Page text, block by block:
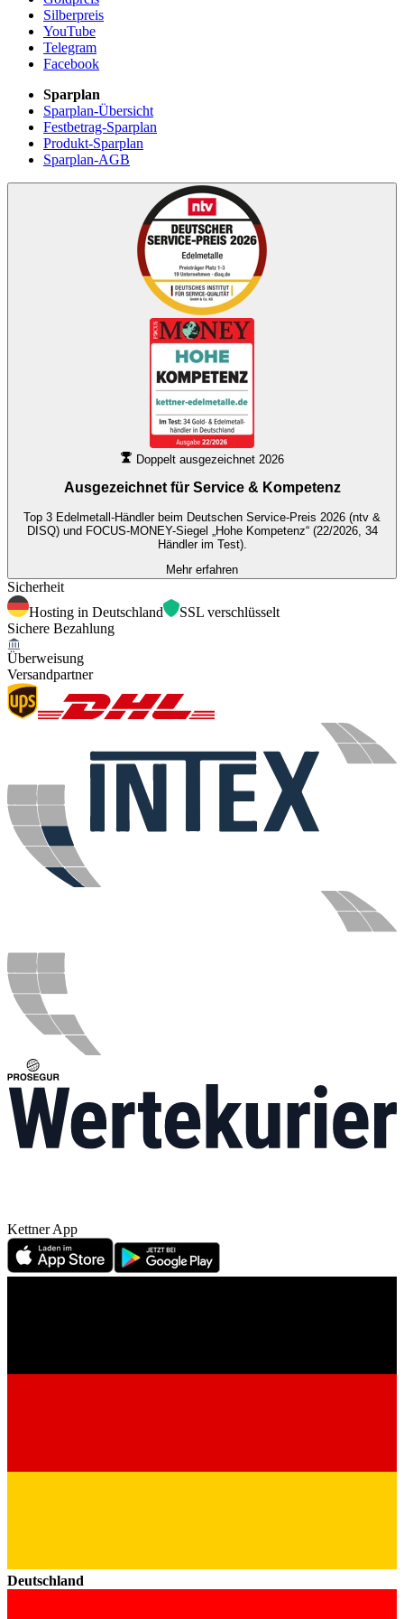
Silberpreis
YouTube
Telegram
Facebook
Sparplan
Sparplan-Übersicht
Festbetrag-Sparplan
Produkt-Sparplan
Sparplan-AGB
Doppelt ausgezeichnet 2026
Ausgezeichnet für Service & Kompetenz
Top 3 Edelmetall-Händler beim Deutschen Service-Preis 2026 (ntv &
DISQ) und FOCUS-MONEY-Siegel „Hohe Kompetenz“ (22/2026, 34
Händler im Test).
Mehr erfahren
Sicherheit
Hosting in Deutschland
SSL verschlüsselt
Sichere Bezahlung
Überweisung
Versandpartner
Kettner App
Deutschland